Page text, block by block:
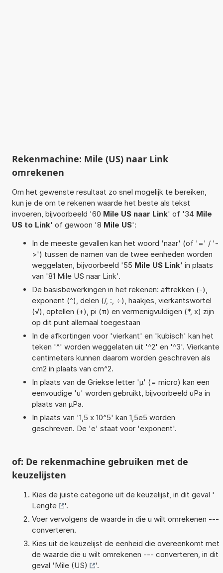
Rekenmachine: Mile (US) naar Link
omrekenen
Om het gewenste resultaat zo snel mogelijk te bereiken,
kun je de om te rekenen waarde het beste als tekst
invoeren, bijvoorbeeld '60 Mile US naar Link' of '34 Mile
US to Link' of gewoon '8 Mile US':
In de meeste gevallen kan het woord 'naar' (of '=' / '-
>') tussen de namen van de twee eenheden worden
weggelaten, bijvoorbeeld '55 Mile US Link' in plaats
van '81 Mile US naar Link'.
De basisbewerkingen in het rekenen: aftrekken (-),
exponent (^), delen (/, :, ÷), haakjes, vierkantswortel
(√), optellen (+), pi (π) en vermenigvuldigen (*, x) zijn
op dit punt allemaal toegestaan
In de afkortingen voor 'vierkant' en 'kubisch' kan het
teken '^' worden weggelaten uit '^2' en '^3'. Vierkante
centimeters kunnen daarom worden geschreven als
cm2 in plaats van cm^2.
In plaats van de Griekse letter 'µ' (= micro) kan een
eenvoudige 'u' worden gebruikt, bijvoorbeeld uPa in
plaats van µPa.
In plaats van '1,5 x 10^5' kan 1,5e5 worden
geschreven. De 'e' staat voor 'exponent'.
of: De rekenmachine gebruiken met de
keuzelijsten
Kies de juiste categorie uit de keuzelijst, in dit geval '
Lengte
'.
Voer vervolgens de waarde in die u wilt omrekenen ---
converteren.
Kies uit de keuzelijst de eenheid die overeenkomt met
de waarde die u wilt omrekenen --- converteren, in dit
geval 'Mile (US)
'.